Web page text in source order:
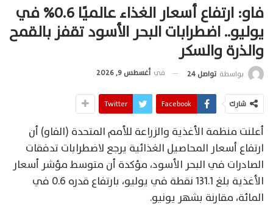
فاو: ارتفاع أسعار الغذاء عالميًا 0.6% في
يوليو.. اضطرابات البحر الأسود تقفز بالقمح
والذرة والسكر
بواسطة تواصل 24 في أغسطس 9, 2026
شارك Facebook
Twitter
أعلنت منظمة الأغذية والزراعة للأمم المتحدة (الفاو) أن
ارتفاع أسعار المحاصيل الغذائية يرجع لاضطرابات تدفقات
الصادرات في البحر الأسود، مؤكدة أن متوسط مؤشر أسعار
الأغذية بلغ 131.1 نقطة في يوليو، بارتفاع قدره 0.6 في
المائة، مقارنة بشهر يونيو.